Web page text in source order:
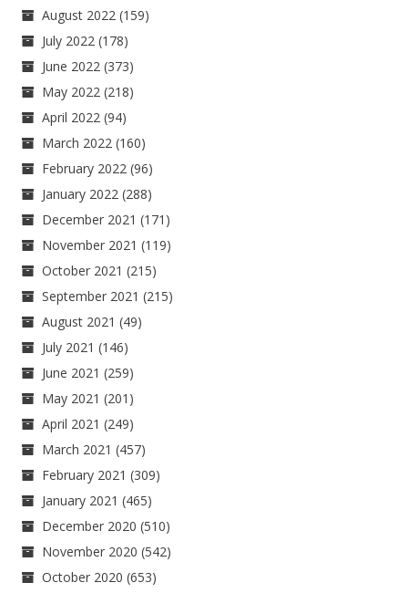
August 2022 (159)
July 2022 (178)
June 2022 (373)
May 2022 (218)
April 2022 (94)
March 2022 (160)
February 2022 (96)
January 2022 (288)
December 2021 (171)
November 2021 (119)
October 2021 (215)
September 2021 (215)
August 2021 (49)
July 2021 (146)
June 2021 (259)
May 2021 (201)
April 2021 (249)
March 2021 (457)
February 2021 (309)
January 2021 (465)
December 2020 (510)
November 2020 (542)
October 2020 (653)